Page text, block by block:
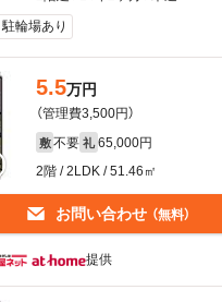
駐輪場あり
5.5万円
（管理費3,500円）
敷 不要 礼 65,000円
2階 / 2LDK / 51.46㎡
お問い合わせ （無料）
提供